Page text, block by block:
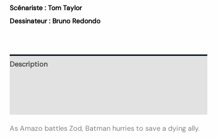
Scénariste : Tom Taylor
Dessinateur : Bruno Redondo
Description
As Amazo battles Zod, Batman hurries to save a dying ally.